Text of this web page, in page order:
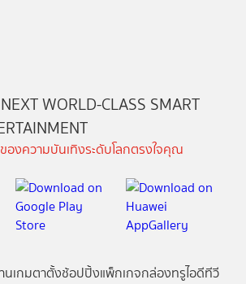
WORLD-CLASS SMART
องความบันเทิงระดับโลกตรงใจคุณ
นเกมตาตั้งช้อปปิ้งแพ็กเกจกล่องทรูไอดีทีวี